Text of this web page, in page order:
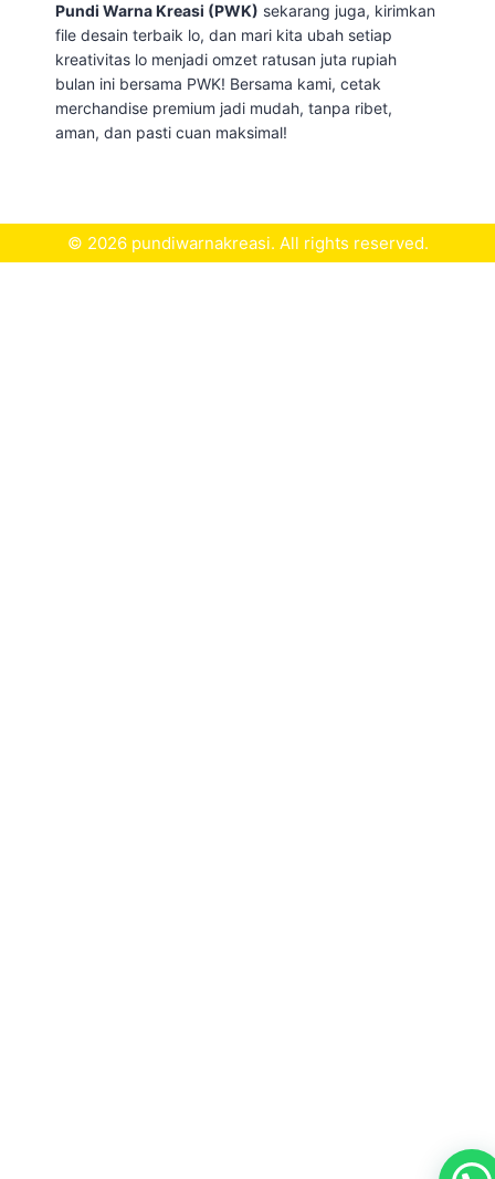
Pundi Warna Kreasi (PWK) sekarang juga, kirimkan
file desain terbaik lo, dan mari kita ubah setiap
kreativitas lo menjadi omzet ratusan juta rupiah
bulan ini bersama PWK! Bersama kami, cetak
merchandise premium jadi mudah, tanpa ribet,
aman, dan pasti cuan maksimal!
© 2026 pundiwarnakreasi. All rights reserved.